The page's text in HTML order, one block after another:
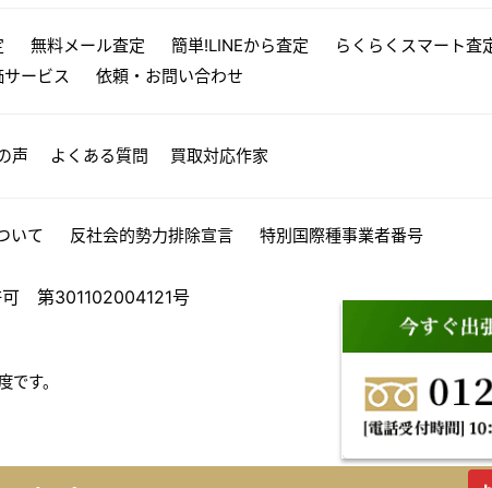
無料メール査定 簡単!LINEから査定
らくらくスマート査
ービス 依頼・お問い合わせ
声 よくある質問 買取対応作家
いて 反社会的勢力排除宣言 特別国際種事業者番号
可 第301102004121号
す。